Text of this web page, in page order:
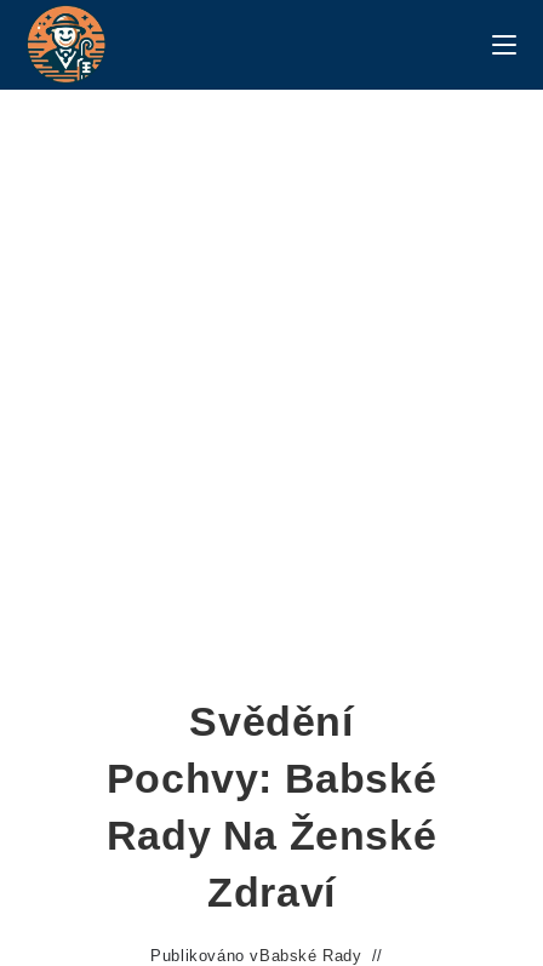
Svědění
Pochvy: Babské
Rady Na Ženské
Zdraví
Publikováno v Babské Rady